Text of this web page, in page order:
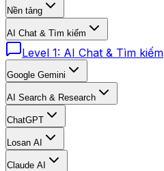
Nền tảng
AI Chat & Tìm kiếm
Level 1: AI Chat & Tìm kiếm
Google Gemini
AI Search & Research
ChatGPT
Losan AI
Claude AI